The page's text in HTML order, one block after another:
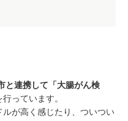
と連携して「大腸がん検
行っています。
ルが高く感じたり、ついつい